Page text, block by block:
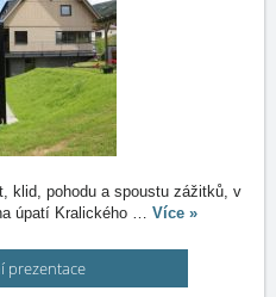
klid, pohodu a spoustu zážitků, v
úpatí Kralického … Více »
prezentace